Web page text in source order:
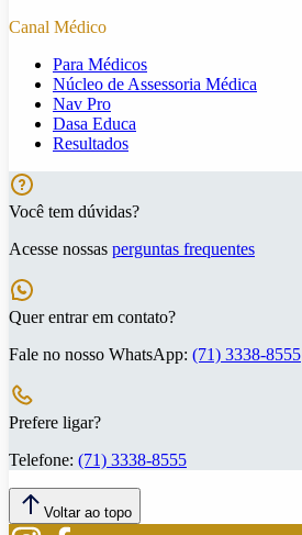
Canal Médico
Para Médicos
Núcleo de Assessoria Médica
Nav Pro
Dasa Educa
Resultados
Você tem dúvidas?
Acesse nossas perguntas frequentes
Quer entrar em contato?
Fale no nosso WhatsApp: (71) 3338-8555
Prefere ligar?
Telefone: (71) 3338-8555
Voltar ao topo